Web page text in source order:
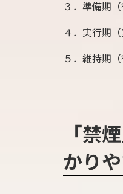
３．準備期
４．実行期
５．維持期
「禁
かり